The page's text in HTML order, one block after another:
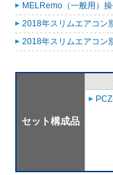
MELRemo（一般用）
2018年スリムエアコン
2018年スリムエアコン
セット構成品